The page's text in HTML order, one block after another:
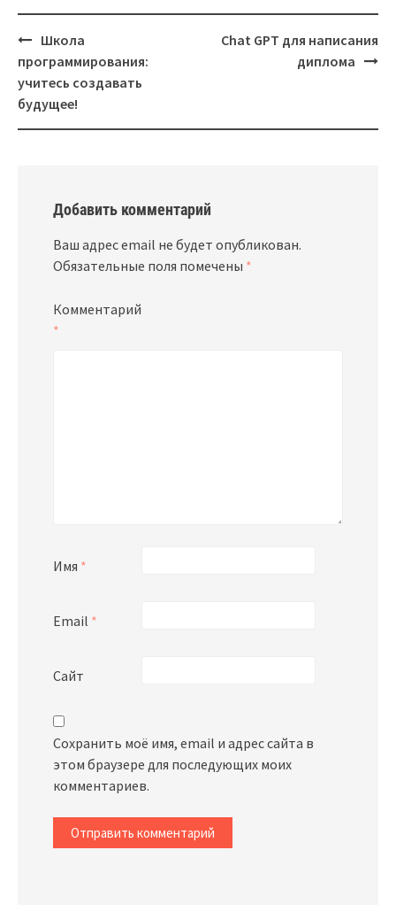
Навигация
Школа
программирования:
учитесь создавать
будущее!
Chat GPT для написания
диплома
Добавить комментарий
Ваш адрес email не будет опубликован.
Обязательные поля помечены *
Комментарий
*
Имя *
Email *
Сайт
Сохранить моё имя, email и адрес сайта в
этом браузере для последующих моих
комментариев.